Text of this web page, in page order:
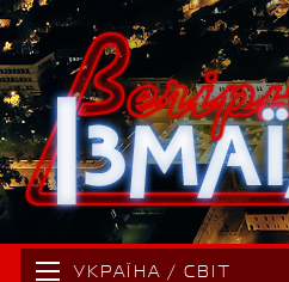
УКРАЇНА / СВІТ